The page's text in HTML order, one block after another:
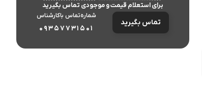
برای استعلام قیمت و موجودی تماس بگیرید
تماس بگیرید
شماره‌تماس‌ با‌کارشناس
09357731501